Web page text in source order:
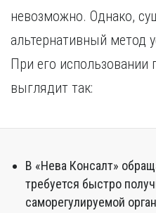
невозможно. Однако,
альтернативный метод
При его использовании
выглядит так:
В «Нева Консалт»
требуется быстро
саморегулируемой